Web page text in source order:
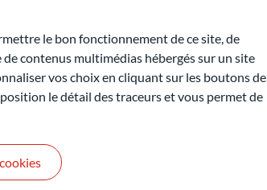
constantes dans
le bon fonctionnement de ce site, de
contenus multimédias hébergés sur un site
vos choix en cliquant sur les boutons de
le détail des traceurs et vous permet de